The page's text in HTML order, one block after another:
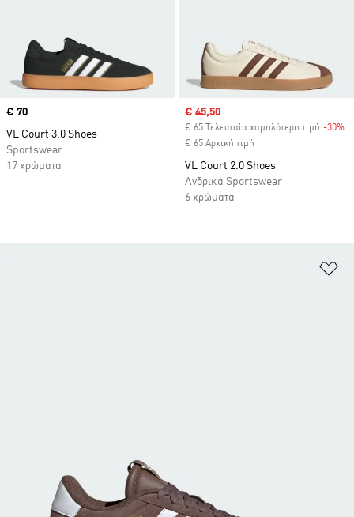
Price
€ 70
VL Court 3.0 Shoes
Sportswear
17 χρώματα
Sale price
€ 45,50
€ 65 Τελευταία χαμηλότερη τιμή -30%
€ 65 Αρχική τιμή
VL Court 2.0 Shoes
Ανδρικά Sportswear
6 χρώματα